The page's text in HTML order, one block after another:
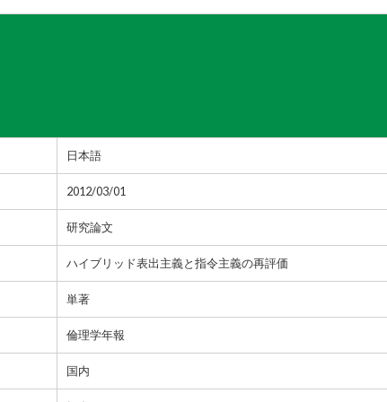
日本語
2012/03/01
研究論文
ハイブリッド表出主義と指令主義の再評価
単著
倫理学年報
国内